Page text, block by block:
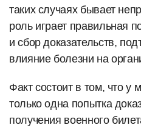
таких случаях бывает
роль играет правильная
и сбор доказательств,
влияние болезни на
Факт состоит в том, что у
только одна попытка
получения военного